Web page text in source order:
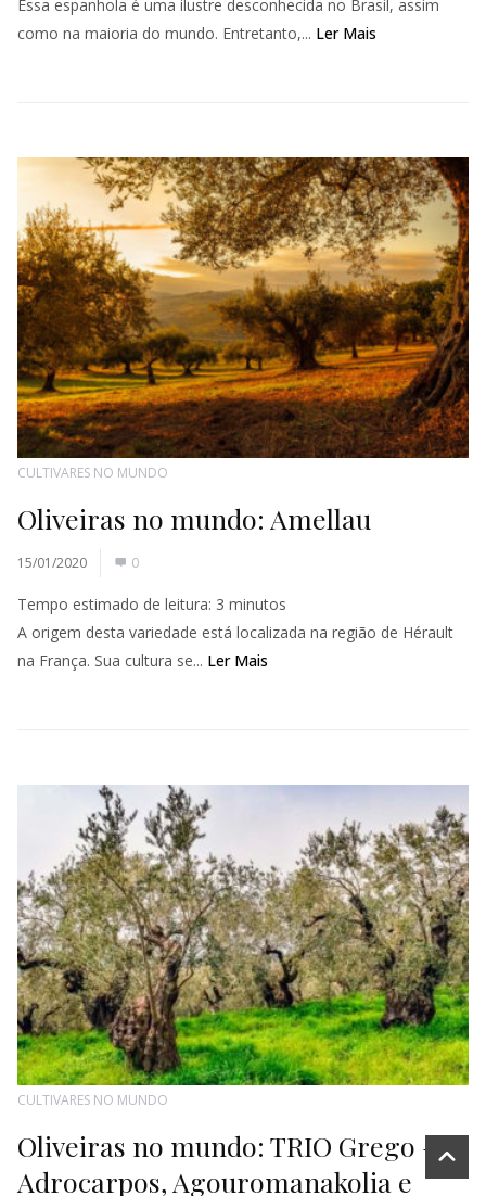
Essa espanhola é uma ilustre desconhecida no Brasil, assim
como na maioria do mundo. Entretanto,... Ler Mais
CULTIVARES NO MUNDO
Oliveiras no mundo: Amellau
15/01/2020 0
Tempo estimado de leitura: 3 minutos
A origem desta variedade está localizada na região de Hérault
na França. Sua cultura se... Ler Mais
CULTIVARES NO MUNDO
Oliveiras no mundo: TRIO Grego –
Adrocarpos, Agouromanakolia e